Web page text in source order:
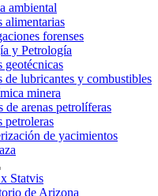
ambiental
alimentarias
forenses
y Petrología
geotécnicas
de lubricantes y combustibles
minera
de arenas petrolíferas
petroleras
de yacimientos
Statvis
de Arizona